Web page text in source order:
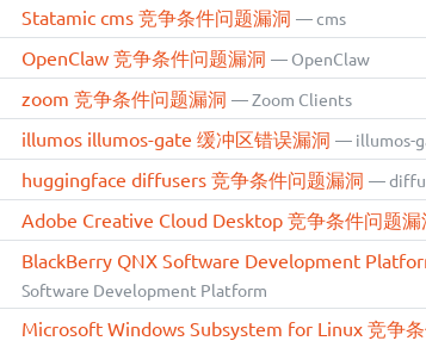
Statamic cms 竞争条件问题漏洞 — cms
OpenClaw 竞争条件问题漏洞 — OpenClaw
zoom 竞争条件问题漏洞 — Zoom Clients
illumos illumos-gate 缓冲区错误漏洞 — illumos-
huggingface diffusers 竞争条件问题漏洞 —
Adobe Creative Cloud Desktop 竞争条件问题漏
BlackBerry QNX Software Development
Software Development Platform
Microsoft Windows Subsystem for Linux 竞争